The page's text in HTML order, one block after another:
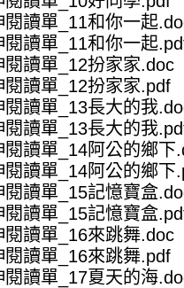
閱讀單_11和你一起
閱讀單_11和你一起
閱讀單_12扮家家.doc
閱讀單_12扮家家.pdf
閱讀單_13長大的我
閱讀單_13長大的我
閱讀單_14阿公的鄉下
閱讀單_14阿公的鄉下
閱讀單_15記憶寶盒
閱讀單_15記憶寶盒
閱讀單_16來跳舞.doc
閱讀單_16來跳舞.pdf
閱讀單_17夏天的海